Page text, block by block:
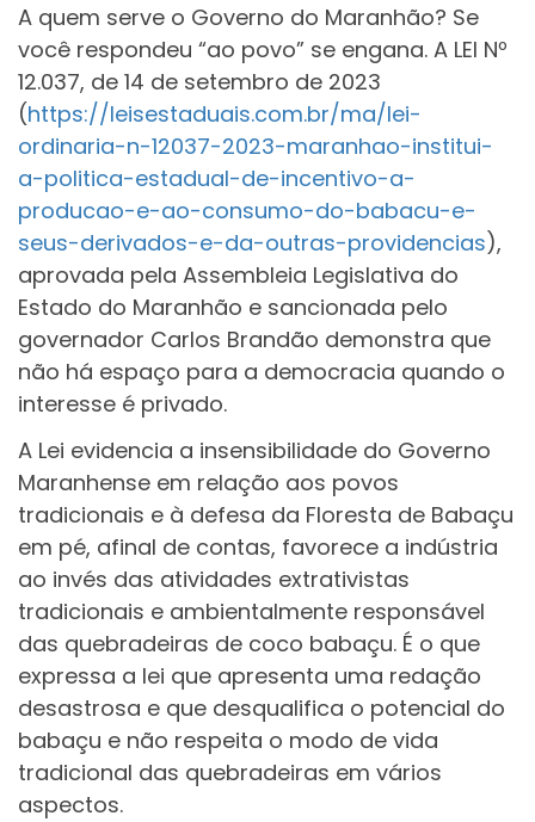
A quem serve o Governo do Maranhão? Se
você respondeu “ao povo” se engana. A LEI Nº
12.037, de 14 de setembro de 2023
(https://leisestaduais.com.br/ma/lei-
ordinaria-n-12037-2023-maranhao-institui-
a-politica-estadual-de-incentivo-a-
producao-e-ao-consumo-do-babacu-e-
seus-derivados-e-da-outras-providencias),
aprovada pela Assembleia Legislativa do
Estado do Maranhão e sancionada pelo
governador Carlos Brandão demonstra que
não há espaço para a democracia quando o
interesse é privado.
A Lei evidencia a insensibilidade do Governo
Maranhense em relação aos povos
tradicionais e à defesa da Floresta de Babaçu
em pé, afinal de contas, favorece a indústria
ao invés das atividades extrativistas
tradicionais e ambientalmente responsável
das quebradeiras de coco babaçu. É o que
expressa a lei que apresenta uma redação
desastrosa e que desqualifica o potencial do
babaçu e não respeita o modo de vida
tradicional das quebradeiras em vários
aspectos.